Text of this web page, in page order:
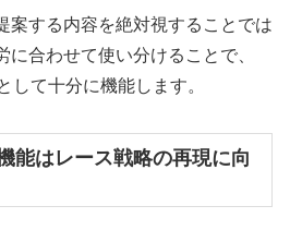
案する内容を絶対視することでは
に合わせて使い分けることで、
して十分に機能します。
能はレース戦略の再現に向